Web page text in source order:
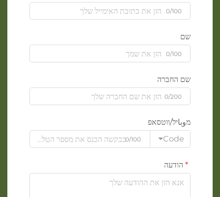
0/100
שם
0/100
שם החברה
0/200
מوباיל/ווטסאפ
Code
0/100
הודעה